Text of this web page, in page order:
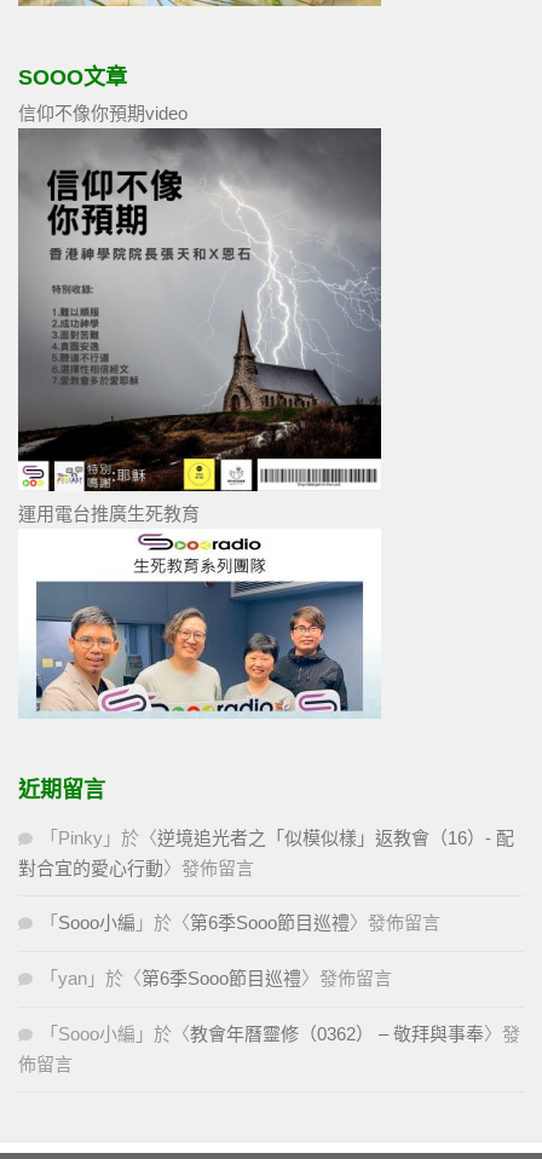
SOOO文章
信仰不像你預期video
運用電台推廣生死教育
近期留言
「 Pinky 」於〈逆境追光者之「似模似樣」返教會（16）- 配
對合宜的愛心行動〉發佈留言
「 Sooo小編 」於〈第6季Sooo節目巡禮〉發佈留言
「 yan 」於〈第6季Sooo節目巡禮〉發佈留言
「 Sooo小編 」於〈教會年曆靈修（0362） – 敬拜與事奉〉發
佈留言